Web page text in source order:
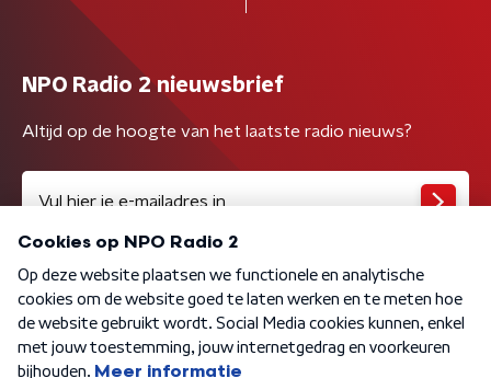
NPO Radio 2 nieuwsbrief
Altijd op de hoogte van het laatste radio nieuws?
Algemene voorwaarden